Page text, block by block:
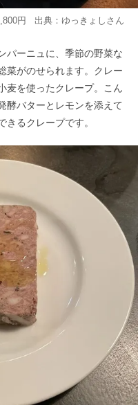
円 出典： ゆっきょし さん
パーニュに、季節の野菜な
菜がのせられます。クレー
麦を使ったクレープ。こん
酵バターとレモンを添えて
るクレープです。